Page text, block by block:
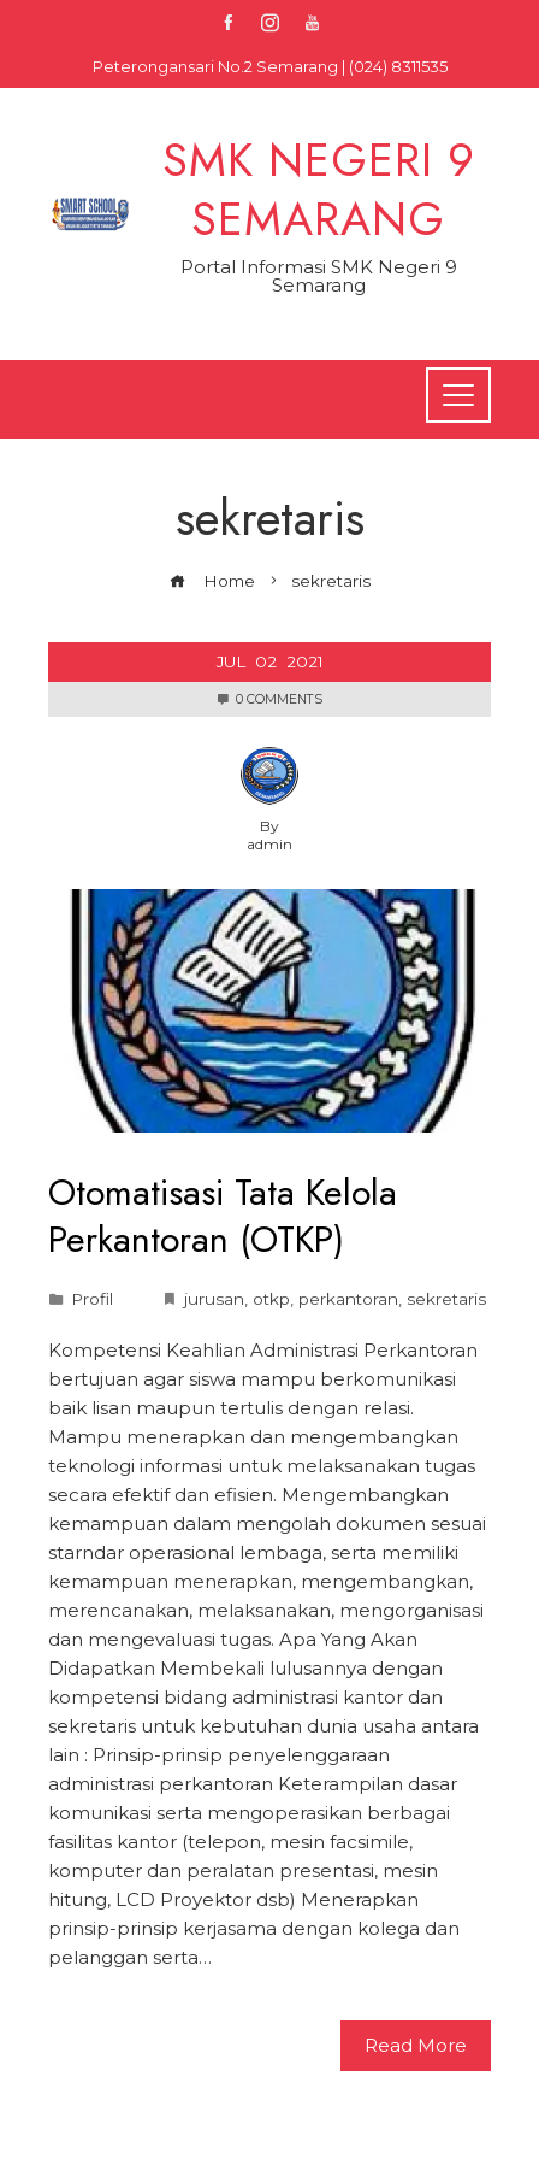
Peterongansari No.2 Semarang | (024) 8311535
SMK NEGERI 9
SEMARANG
Portal Informasi SMK Negeri 9
Semarang
sekretaris
Home sekretaris
JUL 02 2021
0 COMMENTS
By
admin
Otomatisasi Tata Kelola
Perkantoran (OTKP)
Profil jurusan, otkp, perkantoran, sekretaris
Kompetensi Keahlian Administrasi Perkantoran
bertujuan agar siswa mampu berkomunikasi
baik lisan maupun tertulis dengan relasi.
Mampu menerapkan dan mengembangkan
teknologi informasi untuk melaksanakan tugas
secara efektif dan efisien. Mengembangkan
kemampuan dalam mengolah dokumen sesuai
starndar operasional lembaga, serta memiliki
kemampuan menerapkan, mengembangkan,
merencanakan, melaksanakan, mengorganisasi
dan mengevaluasi tugas. Apa Yang Akan
Didapatkan Membekali lulusannya dengan
kompetensi bidang administrasi kantor dan
sekretaris untuk kebutuhan dunia usaha antara
lain : Prinsip-prinsip penyelenggaraan
administrasi perkantoran Keterampilan dasar
komunikasi serta mengoperasikan berbagai
fasilitas kantor (telepon, mesin facsimile,
komputer dan peralatan presentasi, mesin
hitung, LCD Proyektor dsb) Menerapkan
prinsip-prinsip kerjasama dengan kolega dan
pelanggan serta…
Read More